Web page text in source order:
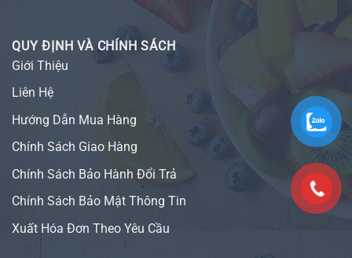
QUY ĐỊNH VÀ CHÍNH SÁCH
Giới Thiệu
Liên Hệ
Hướng Dẫn Mua Hàng
Chính Sách Giao Hàng
Chính Sách Bảo Hành Đổi Trả
Chính Sách Bảo Mật Thông Tin
Xuất Hóa Đơn Theo Yêu Cầu